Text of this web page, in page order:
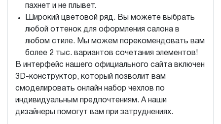
пахнет и не плывет.
Широкий цветовой ряд. Вы можете выбрать
любой оттенок для оформления салона в
любом стиле. Мы можем порекомендовать вам
более 2 тыс. вариантов сочетания элементов!
В интерфейс нашего официального сайта включен
3D-конструктор, который позволит вам
смоделировать онлайн набор чехлов по
индивидуальным предпочтениям. А наши
дизайнеры помогут вам при затруднениях.